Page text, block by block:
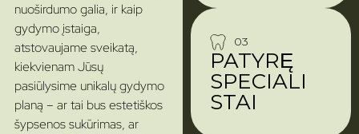
nuoširdumo galia, ir kaip
gydymo įstaiga,
atstovaujame sveikatą,
kiekvienam Jūsų
pasiūlysime unikalų gydymo
planą – ar tai bus estetiškos
šypsenos sukūrimas, ar
03
PATYRĘ
SPECIALI
STAI